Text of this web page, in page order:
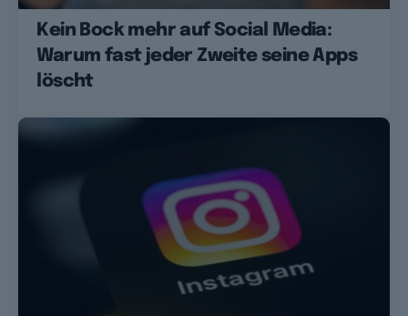
Kein Bock mehr auf Social Media:
Warum fast jeder Zweite seine Apps
löscht